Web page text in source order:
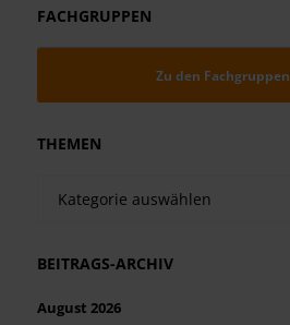
FACHGRUPPEN
Zu den Fachgruppen
THEMEN
BEITRAGS-ARCHIV
August 2026